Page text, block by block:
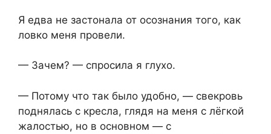
Я едва не застонала от осознания того, как
ловко меня провели.
— Зачем? — спросила я глухо.
— Потому что так было удобно, — свекровь
поднялась с кресла, глядя на меня с лёгкой
жалостью, но в основном — с